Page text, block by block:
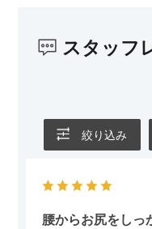
スタッフ
絞り込み
腰からお尻をしっ